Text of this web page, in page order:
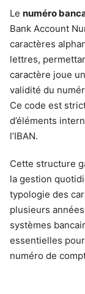
Le numéro
Bank Account
caractères
lettres,
caractère joue
validité du
Ce code est
d’éléments
l’IBAN.
Cette structure
la gestion
typologie des
plusieurs
systèmes
essentielles
numéro de